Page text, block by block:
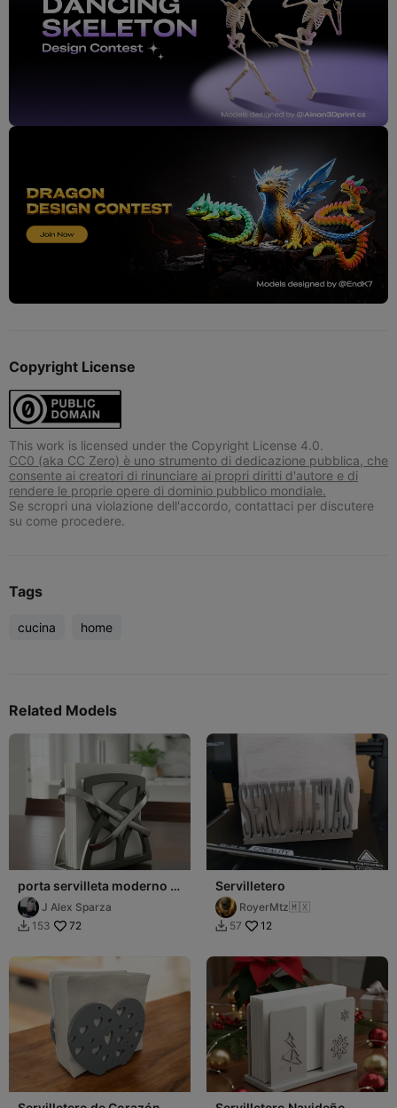
Copyright License
This work is licensed under the Copyright License 4.0.
CC0 (aka CC Zero) è uno strumento di dedicazione pubblica, che
consente ai creatori di rinunciare ai propri diritti d'autore e di
rendere le proprie opere di dominio pubblico mondiale.
Se scropri una violazione dell'accordo, contattaci per discutere
su come procedere.
Tags
cucina home
Related Models
porta servilleta moderno o
servilletero
J Alex Sparza
 153 72
Servilletero
RoyerMtz🇲🇽
 57 12